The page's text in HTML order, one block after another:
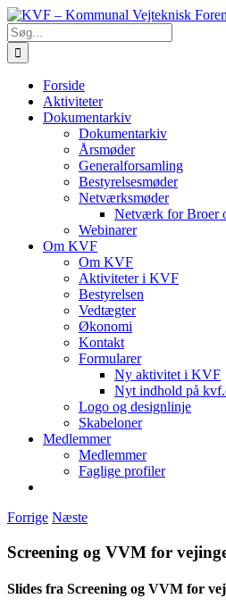
Skip
to
content
Søg
efter:
Forside
Aktiviteter
Dokumentarkiv
Dokumentarkiv
Årsmøder
Generalforsamling
Bestyrelsesmøder
Netværksmøder
Netværk for Broer
Webinarer
Om KVF
Om KVF
Aktiviteter i KVF
Bestyrelsen
Vedtægter
Økonomi
Kontakt
Formularer
Ny aktivitet i KVF
Nyt indhold på
Logo og designlinje
Skabeloner
Medlemmer
Medlemmer
Faglige profiler
Forrige Næste
Screening og VVM for
Slides fra Screening og VVM for